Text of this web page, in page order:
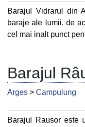
Barajul Vidrarul din
baraje ale lumii, de
cel mai inalt punct
Barajul
Arges > Campulung
Barajul Rausor este